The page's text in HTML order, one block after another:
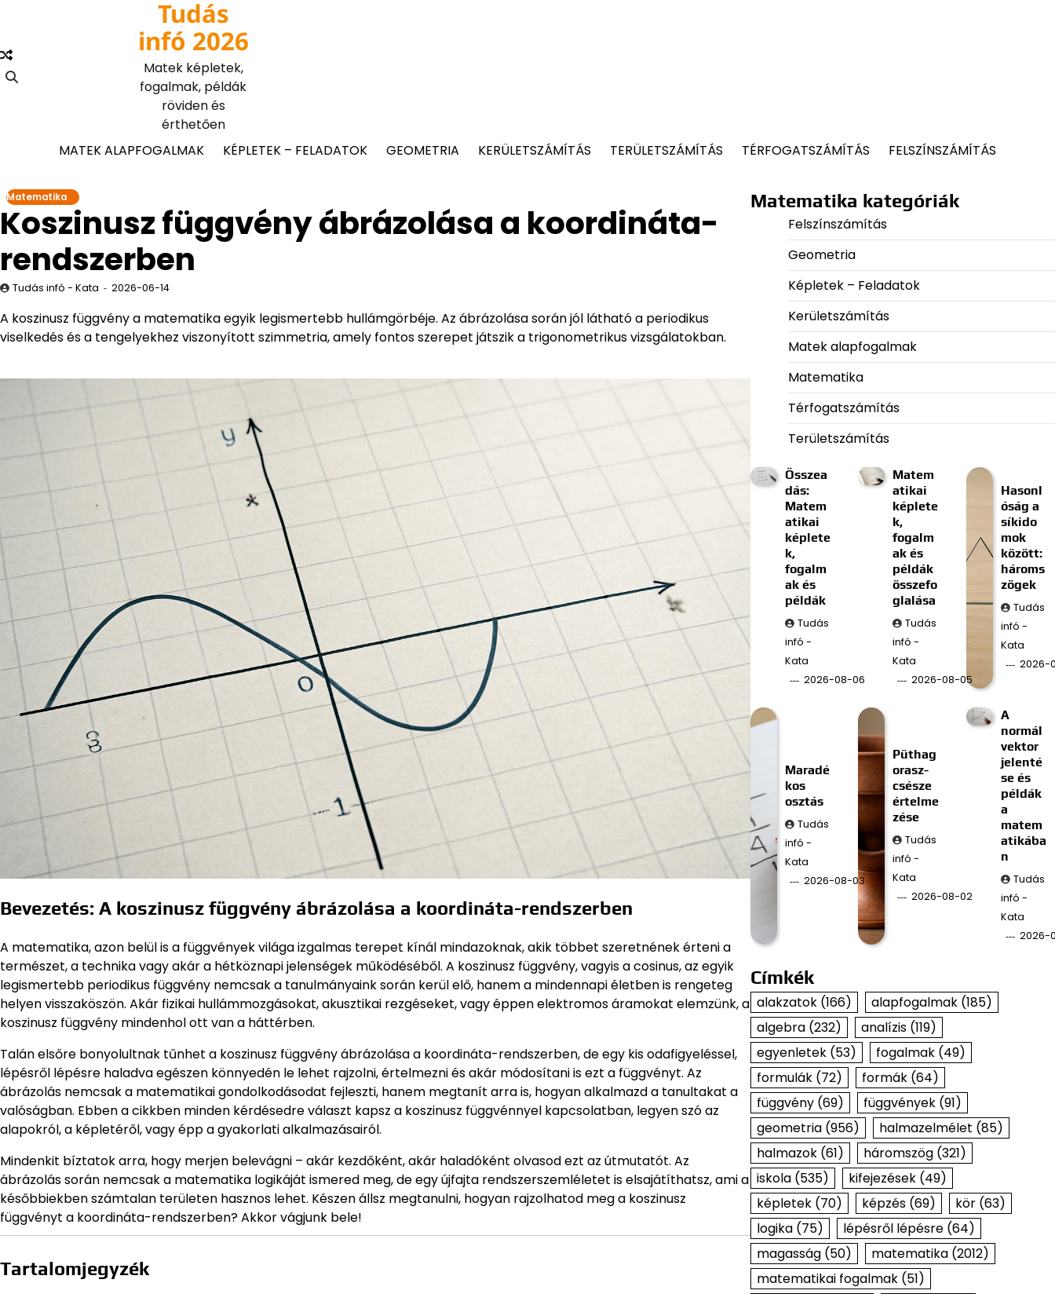
content
Tudás
infó 2026
Matek képletek,
fogalmak, példák
röviden és
érthetően
MATEK ALAPFOGALMAK
KÉPLETEK – FELADATOK GEOMETRIA KERÜLETSZÁMÍTÁS TERÜLETSZÁMÍTÁS TÉRFOGATSZÁMÍTÁS FELSZÍNSZÁMÍTÁS
Matematika
Koszinusz függvény ábrázolása a koordináta-
rendszerben
Tudás infó - Kata 2026-06-14
A koszinusz függvény a matematika egyik legismertebb hullámgörbéje. Az ábrázolása során jól látható a periodikus
viselkedés és a tengelyekhez viszonyított szimmetria, amely fontos szerepet játszik a trigonometrikus vizsgálatokban.
Bevezetés: A koszinusz függvény ábrázolása a koordináta-rendszerben
A matematika, azon belül is a függvények világa izgalmas terepet kínál mindazoknak, akik többet szeretnének érteni a
természet, a technika vagy akár a hétköznapi jelenségek működéséből. A koszinusz függvény, vagyis a cosinus, az egyik
legismertebb periodikus függvény nemcsak a tanulmányaink során kerül elő, hanem a mindennapi életben is rengeteg
helyen visszaköszön. Akár fizikai hullámmozgásokat, akusztikai rezgéseket, vagy éppen elektromos áramokat elemzünk, a
koszinusz függvény mindenhol ott van a háttérben.
Talán elsőre bonyolultnak tűnhet a koszinusz függvény ábrázolása a koordináta-rendszerben, de egy kis odafigyeléssel,
lépésről lépésre haladva egészen könnyedén le lehet rajzolni, értelmezni és akár módosítani is ezt a függvényt. Az
ábrázolás nemcsak a matematikai gondolkodásodat fejleszti, hanem megtanít arra is, hogyan alkalmazd a tanultakat a
valóságban. Ebben a cikkben minden kérdésedre választ kapsz a koszinusz függvénnyel kapcsolatban, legyen szó az
alapokról, a képletéről, vagy épp a gyakorlati alkalmazásairól.
Mindenkit bíztatok arra, hogy merjen belevágni – akár kezdőként, akár haladóként olvasod ezt az útmutatót. Az
ábrázolás során nemcsak a matematika logikáját ismered meg, de egy újfajta rendszerszemléletet is elsajátíthatsz, ami a
későbbiekben számtalan területen hasznos lehet. Készen állsz megtanulni, hogyan rajzolhatod meg a koszinusz
függvényt a koordináta-rendszerben? Akkor vágjunk bele!
Tartalomjegyzék
Matematika kategóriák
Felszínszámítás
Geometria
Képletek – Feladatok
Kerületszámítás
Matek alapfogalmak
Matematika
Térfogatszámítás
Területszámítás
Összea
dás:
Matem
atikai
képlete
k,
fogalm
ak és
példák
Tudás
infó -
Kata
2026-08-06
Matem
atikai
képlete
k,
fogalm
ak és
példák
összefo
glalása
Tudás
infó -
Kata
2026-08-05
Hasonl
óság a
síkido
mok
között:
hároms
zögek
Tudás
infó -
Kata
2026-
Maradé
kos
osztás
Tudás
infó -
Kata
2026-08-03
Püthag
orasz-
csésze
értelme
zése
Tudás
infó -
Kata
2026-08-02
A
normál
vektor
jelenté
se és
példák
a
matem
atikába
n
Tudás
infó -
Kata
2026-
Címkék
alakzatok(166) alapfogalmak(185)
algebra(232) analízis(119)
egyenletek(53) fogalmak(49)
formulák(72) formák(64)
függvény(69) függvények(91)
geometria(956) halmazelmélet (85)
halmazok(61) háromszög(321)
iskola(535) kifejezések(49)
képletek(70) képzés(69) kör(63)
logika(75) lépésről lépésre(64)
magasság(50) matematika(2012)
matematikai fogalmak(51)